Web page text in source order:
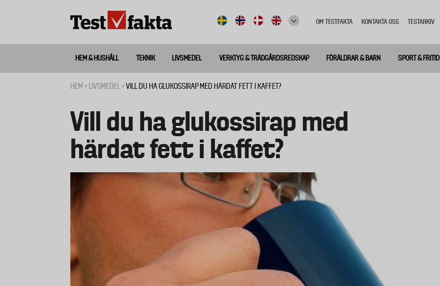
meny
OM TESTFAKTA KONTAKTA OSS TESTARKIV
Huvudmeny
ny
HEM & HUSHÅLL TEKNIK LIVSMEDEL VERKTYG & TRÄDGÅRDSREDSKAP FÖRÄLDRAR & BARN SPORT & FRITID
HEM LIVSMEDEL VILL DU HA GLUKOSSIRAP MED HÄRDAT FETT I KAFFET?
Vill du ha glukossirap med
härdat fett i kaffet?